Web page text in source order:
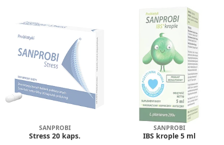
SANPROBI
Stress 20 kaps.
SANPROBI
IBS krople 5 ml